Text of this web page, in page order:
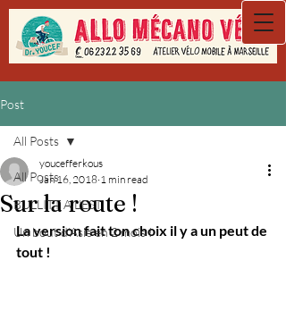
Post
All Posts
BULLITT A L'EST
Un bout d'Asie en 2 mois !
All Posts
Sur la route !
youcefferkous
Jan 16, 2018 1 min read
La version fait ton choix il y a un peut de
tout !